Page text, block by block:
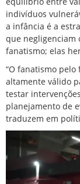
indivíduos
a infância é a
que negligenciam
fanatismo; elas
“O fanatismo
altamente válido
testar
planejamento de
traduzem em